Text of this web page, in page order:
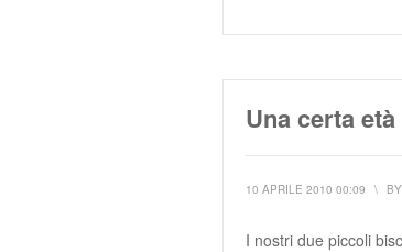
Una certa età
10 APRILE 2010 00:09 \ BY
I nostri due piccoli